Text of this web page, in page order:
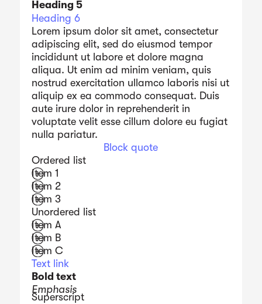
Heading 5
Heading 6
Lorem ipsum dolor sit amet, consectetur
adipiscing elit, sed do eiusmod tempor
incididunt ut labore et dolore magna
aliqua. Ut enim ad minim veniam, quis
nostrud exercitation ullamco laboris nisi ut
aliquip ex ea commodo consequat. Duis
aute irure dolor in reprehenderit in
voluptate velit esse cillum dolore eu fugiat
nulla pariatur.
Block quote
Ordered list
Item 1
Item 2
Item 3
Unordered list
Item A
Item B
Item C
Text link
Bold text
Emphasis
Superscript